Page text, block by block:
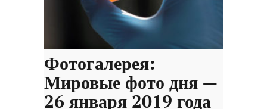
Фотогалерея:
Мировые фото дня —
26 января 2019 года